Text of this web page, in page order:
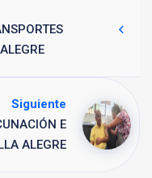
Siguiente
E
ALEGRE